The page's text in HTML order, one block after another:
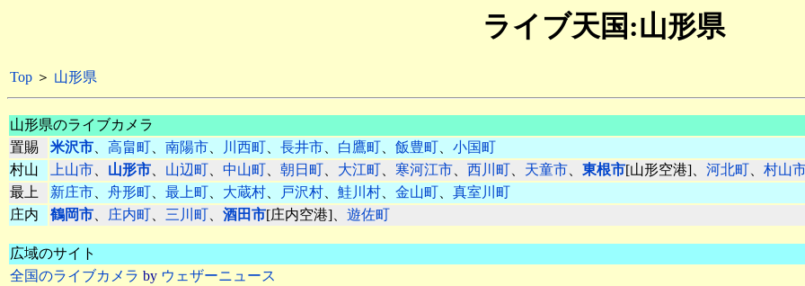
ライブ天国:山形県
Top ＞ 山形県
山形県のライブカメラ
置賜
米沢市、 高畠町、 南陽市、 川西町、 長井市、 白鷹町、 飯豊町、 小国町
村山
上山市、 山形市、 山辺町、 中山町、 朝日町、 大江町、 寒河江市、 西川町、 天童市、 東根市[山形空港]、 河北町、 村山
最上
新庄市、 舟形町、 最上町、 大蔵村、 戸沢村、 鮭川村、 金山町、 真室川町
庄内
鶴岡市、 庄内町、 三川町、 酒田市[庄内空港]、 遊佐町
広域のサイト
全国のライブカメラ by ウェザーニュース